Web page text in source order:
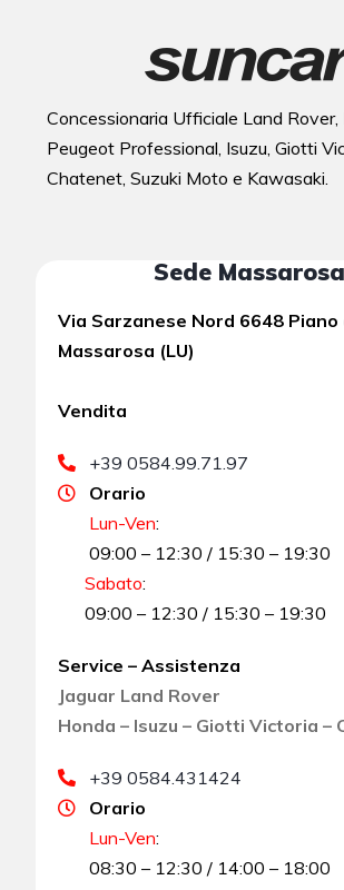
Concessionaria Ufficiale Land Rover,
Peugeot Professional, Isuzu, Giotti
Chatenet, Suzuki Moto e Kawasaki.
Sede Massarosa
Via Sarzanese Nord 6648 Piano
Massarosa (LU)
Vendita
+39 0584.99.71.97
Orario
Lun-Ven:
09:00 – 12:30 / 15:30 – 19:30
Sabato:
09:00 – 12:30 / 15:30 – 19:30
Service – Assistenza
Jaguar Land Rover
Honda – Isuzu – Giotti Victoria –
+39 0584.431424
Orario
Lun-Ven:
08:30 – 12:30 / 14:00 – 18:00